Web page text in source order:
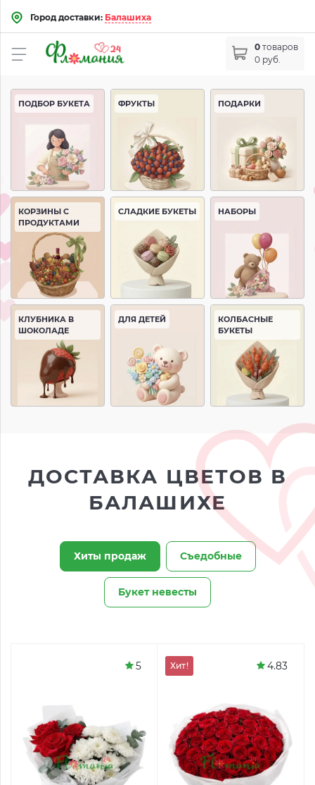
Город доставки: Балашиха
0 товаров
0 руб.
ПОДБОР БУКЕТА ФРУКТЫ ПОДАРКИ
КОРЗИНЫ С
ПРОДУКТАМИ
СЛАДКИЕ БУКЕТЫ НАБОРЫ
КЛУБНИКА В
ШОКОЛАДЕ
ДЛЯ ДЕТЕЙ
КОЛБАСНЫЕ
БУКЕТЫ
ДОСТАВКА ЦВЕТОВ В
БАЛАШИХЕ
Хиты продаж Съедобные
Букет невесты
5 Хит! 4.83